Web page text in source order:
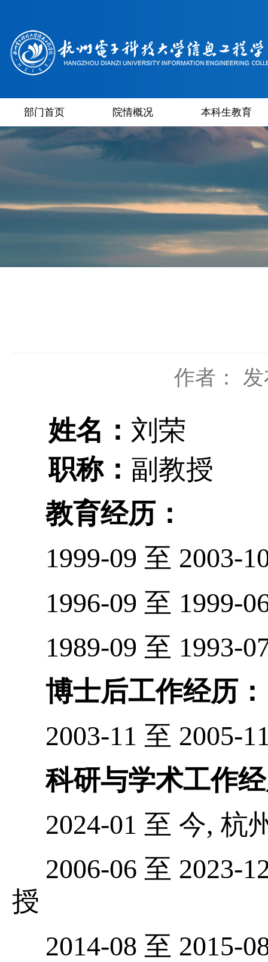
部门首页 院情概况 本科生教育
作者：
姓名： 刘荣
职称： 副教授
教育经历：
1999-09 至 2003-
1996-09 至 1999-
1989-09 至 1993-
博士后工作经历：
2003-11 至 2005-
科研与学术工作
2024-01 至 今, 杭
2006-06 至 2023-
授
2014-08 至 2015-